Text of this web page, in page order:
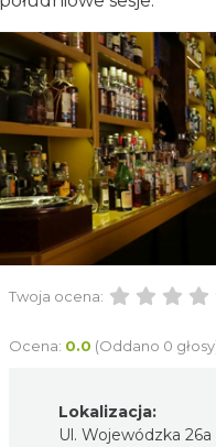
Twoja ocena:
Ocena: 0.0 (Oddano 0
Lokalizacja:
Ul. Wojewódzka 26a